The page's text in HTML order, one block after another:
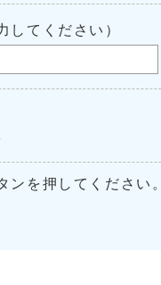
してください）
ンを押してください。